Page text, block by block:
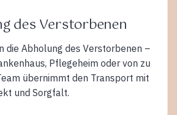
des Verstorbenen
die Abholung des Verstorbenen –
Pflegeheim oder von zu
übernimmt den Transport mit
und Sorgfalt.